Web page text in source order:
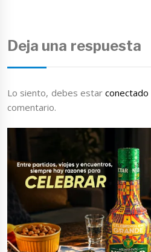
Deja una respuesta
Lo siento, debes estarconectado
comentario.